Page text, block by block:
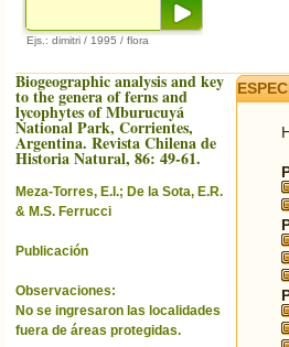
Ejs.: dimitri / 1995 / flora
Biogeographic analysis and key
to the genera of ferns and
lycophytes of Mburucuyá
National Park, Corrientes,
Argentina. Revista Chilena de
Historia Natural, 86: 49-61.
Meza-Torres, E.I.; De la Sota, E.R.
& M.S. Ferrucci
Publicación
Observaciones:
No se ingresaron las localidades
fuera de áreas protegidas.